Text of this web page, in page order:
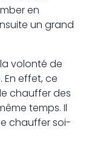
en
un grand
volonté de
En effet, ce
chauffer des
temps. Il
chauffer soi-